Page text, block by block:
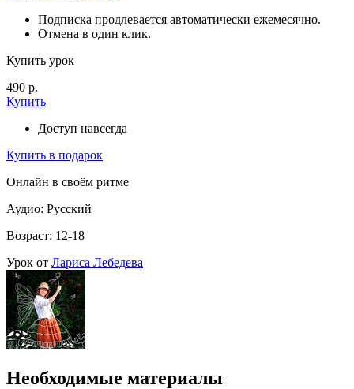
Подписка продлевается автоматически ежемесячно.
Отмена в один клик.
Купить урок
490 р.
Купить
Доступ навсегда
Купить в подарок
Онлайн в своём ритме
Аудио: Русский
Возраст: 12-18
Урок от Лариса Лебедева
Необходимые материалы